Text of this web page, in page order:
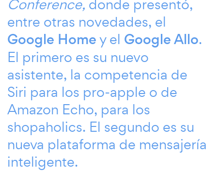
Conference, donde presentó,
entre otras novedades, el
Google Homey el Google Allo.
El primero es su nuevo
asistente, la competencia de
Siri para los pro-apple o de
Amazon Echo, para los
shopaholics. El segundo es su
nueva plataforma de mensajería
inteligente.